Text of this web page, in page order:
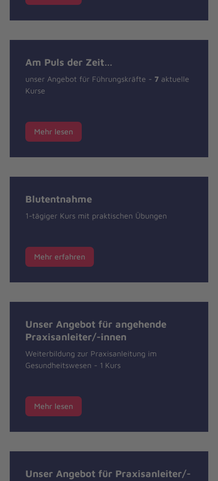
Am Puls der Zeit…
unser Angebot für Führungskräfte - 7 aktuelle
Kurse
Mehr lesen
Blutentnahme
1-tägiger Kurs mit praktischen Übungen
Mehr erfahren
Unser Angebot für angehende
Praxisanleiter/-innen
Weiterbildung zur Praxisanleitung im
Gesundheitswesen - 1 Kurs
Mehr lesen
Unser Angebot für Praxisanleiter/-